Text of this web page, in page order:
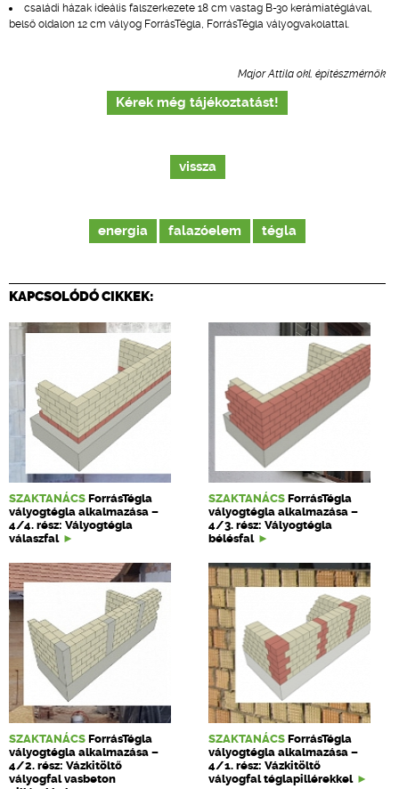
családi házak ideális falszerkezete 18 cm vastag B-30 kerámiatéglával,
belső oldalon 12 cm vályog ForrásTégla, ForrásTégla vályogvakolattal.
Major Attila okl. építészmérnök
Kérek még tájékoztatást!
vissza
energia falazóelem tégla
KAPCSOLÓDÓ CIKKEK:
SZAKTANÁCS ForrásTégla
vályogtégla alkalmazása –
4/4. rész: Vályogtégla
válaszfal
SZAKTANÁCS ForrásTégla
vályogtégla alkalmazása –
4/3. rész: Vályogtégla
bélésfal
SZAKTANÁCS ForrásTégla
vályogtégla alkalmazása –
4/2. rész: Vázkitöltő
vályogfal vasbeton
SZAKTANÁCS ForrásTégla
vályogtégla alkalmazása –
4/1. rész: Vázkitöltő
vályogfal téglapillérekkel